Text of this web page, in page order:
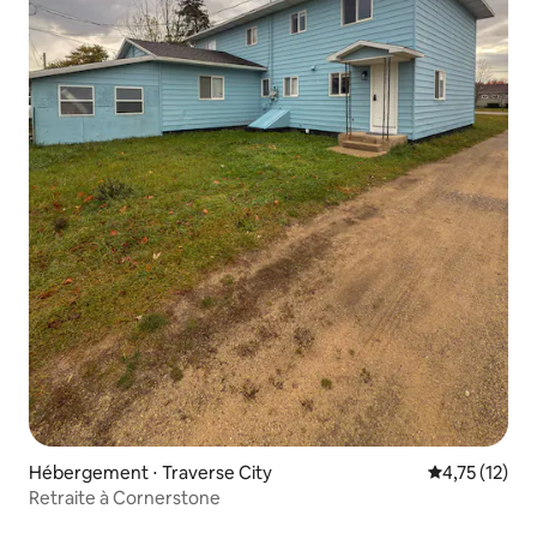
Hébergement ⋅ Traverse City Évaluation
4,75 (12)
Retraite à Cornerstone